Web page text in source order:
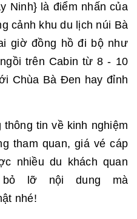
Ninh} là điểm nhấn của
cảnh khu du lịch núi Bà
giờ đồng hồ đi bộ như
trên Cabin từ 8 - 10
Chùa Bà Đen hay đỉnh
tin về kinh nghiệm
tham quan, giá vé cáp
nhiều du khách quan
lỡ nội dung mà
nhé!